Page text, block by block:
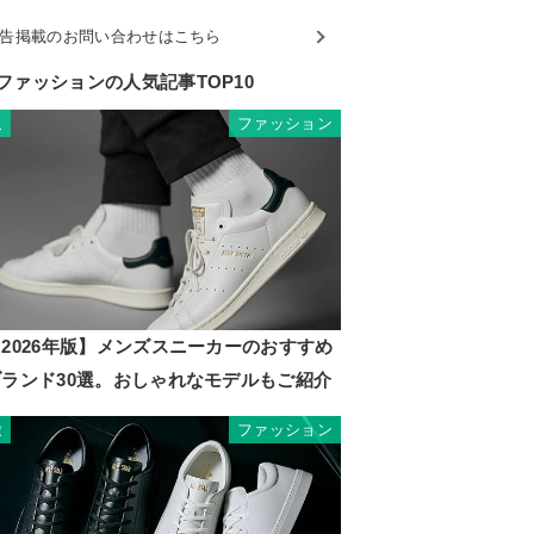
掲載のお問い合わせはこちら
ァッションの人気記事TOP10
ファッション
年版】メンズスニーカーのおすすめ
ンド30選。おしゃれなモデルもご紹介
ファッション